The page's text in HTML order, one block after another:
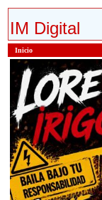
IM Digital
Inicio